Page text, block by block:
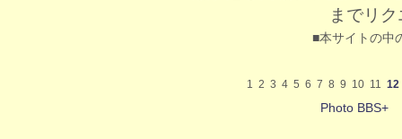
までリ
■本サイトの中
1 2 3 4 5 6 7 8 9 10 11 12
Photo BBS+